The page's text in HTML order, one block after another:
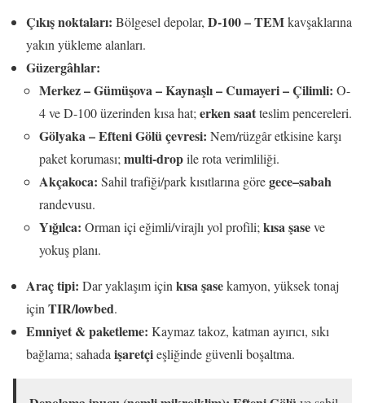
Çıkış noktaları: Bölgesel depolar, D-100 – TEMkavşaklarına
yakın yükleme alanları.
Güzergâhlar:
Merkez – Gümüşova – Kaynaşlı – Cumayeri – Çilimli: O-
4 ve D-100 üzerinden kısa hat; erken saatteslim pencereleri.
Gölyaka – Efteni Gölü çevresi: Nem/rüzgâr etkisine karşı
paket koruması; multi-dropile rota verimliliği.
Akçakoca: Sahil trafiği/park kısıtlarına göregece–sabah
randevusu.
Yığılca: Orman içi eğimli/virajlı yol profili; kısa şaseve
yokuş planı.
Araç tipi: Dar yaklaşım için kısa şasekamyon, yüksek tonaj
için TIR/lowbed.
Emniyet & paketleme: Kaymaz takoz, katman ayırıcı, sıkı
bağlama; sahada işaretçieşliğinde güvenli boşaltma.